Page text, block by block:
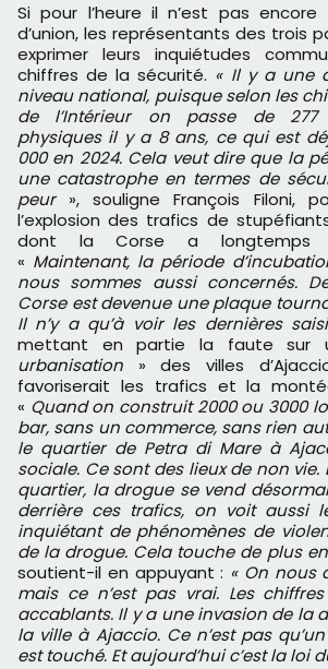
Si pour l’heure il n’est pas
d’union, les représentants des trois
exprimer leurs inquiétudes
chiffres de la sécurité. « Il y a une
niveau national, puisque selon les
de l’Intérieur on passe de 277
physiques il y a 8 ans, ce qui est
000 en 2024. Cela veut dire que la
une catastrophe en termes de
peur», souligne François Filoni,
l’explosion des trafics de
dont la Corse a longtemps
« Maintenant, la période
nous sommes aussi concernés.
Corse est devenue une plaque
Il n’y a qu’à voir les dernières
mettant en partie la faute sur
urbanisation » des villes
favoriserait les trafics et la
« Quand on construit 2000 ou 3000
bar, sans un commerce, sans rien
le quartier de Petra di Mare à
sociale. Ce sont des lieux de non
quartier, la drogue se vend
derrière ces trafics, on voit aussi
inquiétant de phénomènes de
de la drogue. Cela touche de plus
soutient-il en appuyant : « On nous
mais ce n’est pas vrai. Les
accablants. Il y a une invasion de la
la ville à Ajaccio. Ce n’est pas
est touché. Et aujourd’hui c’est la loi